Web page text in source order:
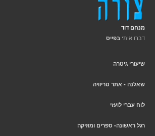
מנחם דוד
דברו איתי בפייס
שיעורי גיטרה
שאלנה - אתר טריוויה
לוח עברי לועזי
רגל ראשונה- ספרים ומוזיקה